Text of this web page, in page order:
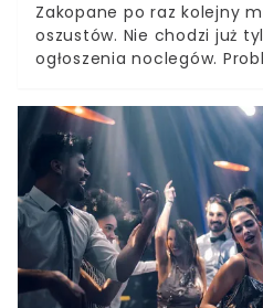
Zakopane po raz kolejny
oszustów. Nie chodzi już
ogłoszenia noclegów.
spokojnymi spacerami na
raczej kto na nich tam
pieniądze gości wprost
Niestety niektórzy dają się
sztuczki.